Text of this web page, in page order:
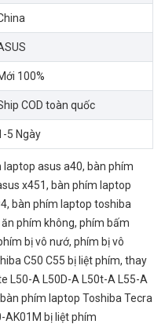
100%
COD toàn quốc
5 Ngày
laptop asus a40, bàn phím
x451, bàn phím laptop
, bàn phím laptop toshiba
phím không, phím bấm
bị vô nướ, phím bị vô
C50 C55 bị liệt phím, thay
L50-A L50D-A L50t-A L55-A
phím laptop Toshiba Tecra
AK01M bị liệt phím